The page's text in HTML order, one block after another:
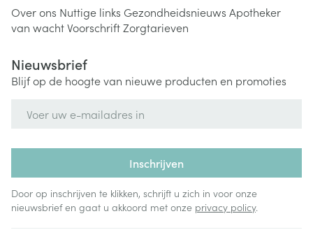
Over ons Nuttige links Gezondheidsnieuws Apotheker
van wachtVoorschriftZorgtarieven
Nieuwsbrief
Blijf op de hoogte van nieuwe producten en promoties
Inschrijven
Door op inschrijven te klikken, schrijft u zich in voor onze
nieuwsbrief en gaat u akkoord met onze privacy policy.